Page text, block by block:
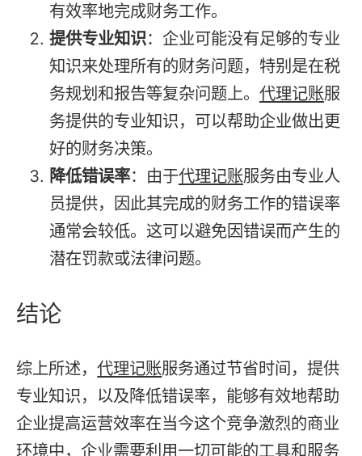
有效率地完成财务工作。
提供专业知识：企业可能没有足够的专业
知识来处理所有的财务问题，特别是在税
务规划和报告等复杂问题上。 代理记账服
务提供的专业知识，可以帮助企业做出更
好的财务决策。
降低错误率：由于代理记账服务由专业人
员提供，因此其完成的财务工作的错误率
通常会较低。这可以避免因错误而产生的
潜在罚款或法律问题。
结论
综上所述，代理记账服务通过节省时间，提供
专业知识，以及降低错误率，能够有效地帮助
企业提高运营效率在当今这个竞争激烈的商业
环境中，企业需要利用一切可能的工具和服务